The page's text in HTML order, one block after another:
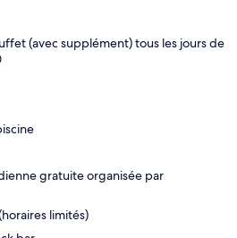
(avec supplément) tous les jours de
gratuite organisée par
limités)